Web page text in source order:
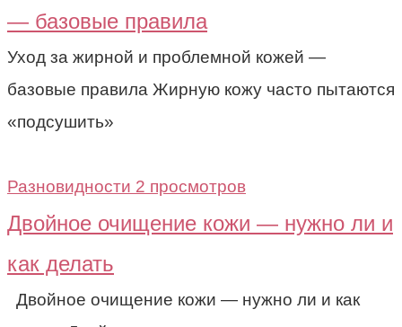
— базовые правила
Уход за жирной и проблемной кожей —
базовые правила Жирную кожу часто пытаются
«подсушить»
Разновидности 2 просмотров
Двойное очищение кожи — нужно ли и
как делать
Двойное очищение кожи — нужно ли и как